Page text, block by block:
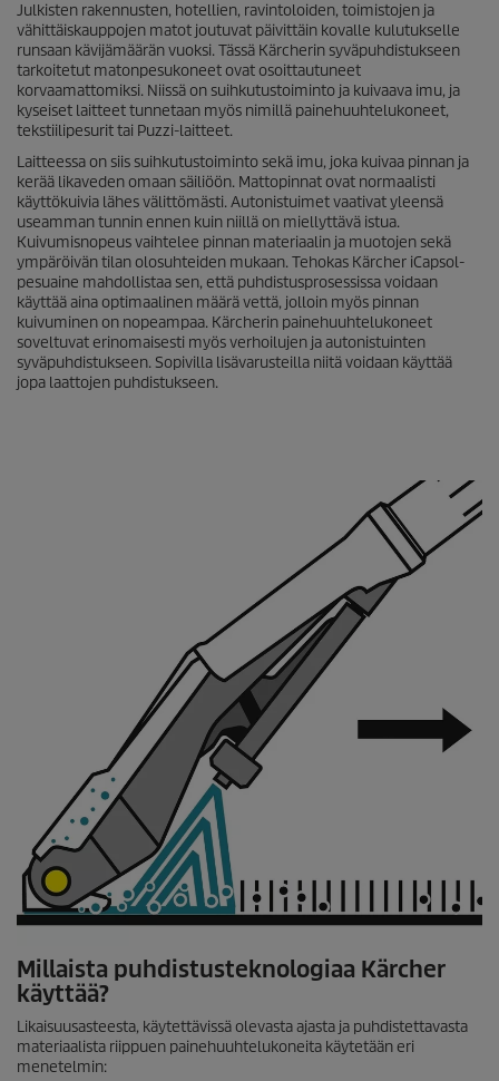
Julkisten rakennusten, hotellien, ravintoloiden, toimistojen ja
vähittäiskauppojen matot joutuvat päivittäin kovalle kulutukselle
runsaan kävijämäärän vuoksi. Tässä Kärcherin syväpuhdistukseen
tarkoitetut matonpesukoneet ovat osoittautuneet
korvaamattomiksi. Niissä on suihkutustoiminto ja kuivaava imu, ja
kyseiset laitteet tunnetaan myös nimillä painehuuhtelukoneet,
tekstiilipesurit tai Puzzi-laitteet.
Laitteessa on siis suihkutustoiminto sekä imu, joka kuivaa pinnan ja
kerää likaveden omaan säiliöön. Mattopinnat ovat normaalisti
käyttökuivia lähes välittömästi. Autonistuimet vaativat yleensä
useamman tunnin ennen kuin niillä on miellyttävä istua.
Kuivumisnopeus vaihtelee pinnan materiaalin ja muotojen sekä
ympäröivän tilan olosuhteiden mukaan. Tehokas Kärcher iCapsol-
pesuaine mahdollistaa sen, että puhdistusprosessissa voidaan
käyttää aina optimaalinen määrä vettä, jolloin myös pinnan
kuivuminen on nopeampaa. Kärcherin painehuuhtelukoneet
soveltuvat erinomaisesti myös verhoilujen ja autonistuinten
syväpuhdistukseen. Sopivilla lisävarusteilla niitä voidaan käyttää
jopa laattojen puhdistukseen.
Millaista puhdistusteknologiaa Kärcher
käyttää?
Likaisuusasteesta, käytettävissä olevasta ajasta ja puhdistettavasta
materiaalista riippuen painehuuhtelukoneita käytetään eri
menetelmin: